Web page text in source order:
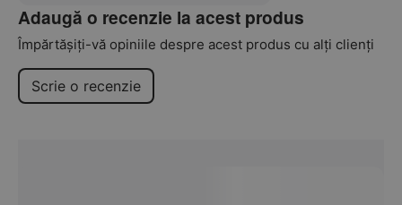
Adaugă o recenzie la acest produs
Împărtășiți-vă opiniile despre acest produs cu alți clienți
Scrie o recenzie